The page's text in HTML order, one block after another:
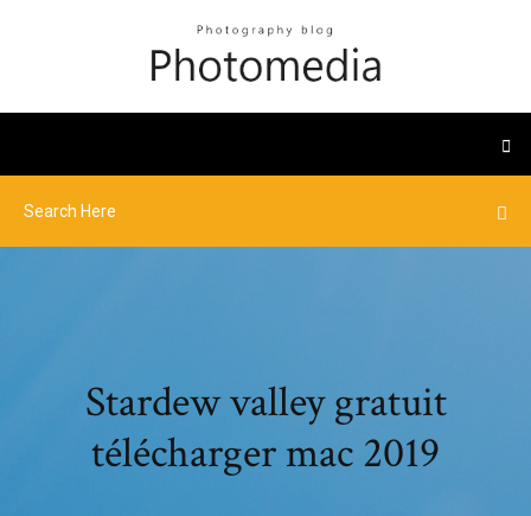
Stardew valley gratuit
télécharger mac 2019